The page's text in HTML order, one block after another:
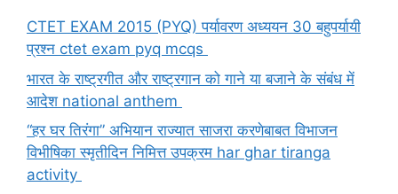
CTET EXAM 2015 (PYQ) पर्यावरण अध्ययन 30 बहुपर्यायी
प्रश्न ctet exam pyq mcqs
भारत के राष्ट्रगीत और राष्ट्रगान को गाने या बजाने के संबंध में
आदेश national anthem
“हर घर तिरंगा” अभियान राज्यात साजरा करणेबाबत विभाजन
विभीषिका स्मृतीदिन निमित्त उपक्रम har ghar tiranga
activity